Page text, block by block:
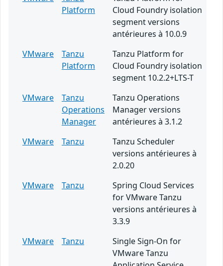
Platform
Cloud Foundry isolation
segment versions
antérieures à 10.0.9
VMware
Tanzu
Platform
Tanzu Platform for
Cloud Foundry isolation
segment 10.2.2+LTS-T
VMware
Tanzu
Operations
Manager
Tanzu Operations
Manager versions
antérieures à 3.1.2
VMware
Tanzu
Tanzu Scheduler
versions antérieures à
2.0.20
VMware
Tanzu
Spring Cloud Services
for VMware Tanzu
versions antérieures à
3.3.9
VMware
Tanzu
Single Sign-On for
VMware Tanzu